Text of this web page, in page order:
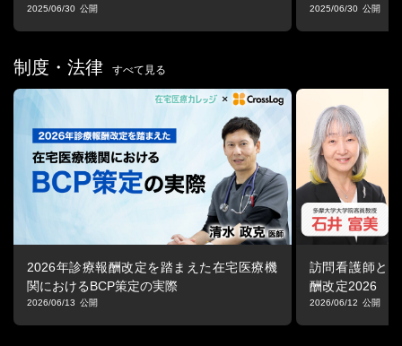
師・訪問介護員の安全確保対策の制度化に寄与。
また、暴力・ハラスメント予防のチェックリスト「Safety Hoca
ならびに2022年からは公益財団法人在宅医療助成 勇美記念財団の
＜司会＞
小倉 和也氏
NPO 地域共生を支える医療・介護・市民全国ネットワーク 会長/
医療法人 はちのへファミリークリニック 理事長・医師
平成１５年 琉球大学医学部医学科卒業
平成１７年 医療法人社団カレスアライアンス日鋼記念病院初期研
修修了
平成１９年 医療法人北海道家庭医療学センター家庭医療学シニア
2025/06/30 2025/06/30
制度・法律 すべて見る
2026年診療報酬改定を踏まえた在宅医療機
関におけるBCP策定の実際
2026/06/13
訪問看護師と
酬改定2026 「
看護はどう変わ
2026/06/12